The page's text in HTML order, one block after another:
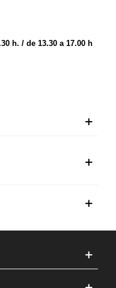
h. / de 13.30 a 17.00 h